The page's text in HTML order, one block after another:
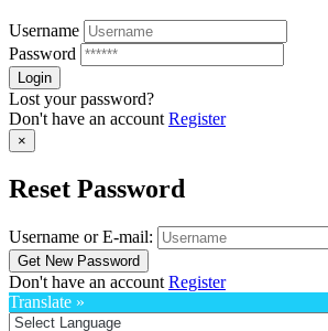
Username
Password
Lost your password?
Don't have an account Register
×
Reset Password
Username or E-mail:
Don't have an account Register
Translate »